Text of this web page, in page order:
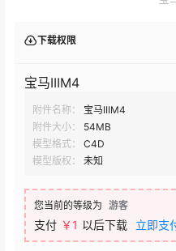
下载权限
宝马IIIM4
附件名称：
宝马IIIM4
附件大小：
54MB
模型格式：
C4D
模型版权：
未知
您当前的等级为 游客
支付 ￥1 以后下载 立即支